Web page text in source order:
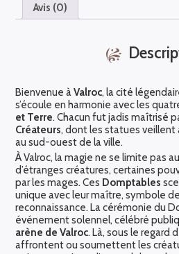
Avis (0)
Bienvenue àValroc, la cité
s’écoule en harmonie avec les
et Terre. Chacun fut jadis maîtrisé
Créateurs, dont les statues veillent
au sud-ouest de la ville.
À Valroc, la magie ne se limite pas
d’étranges créatures, certaines
par les mages. Ces Domptables
unique avec leur maître, symbole
reconnaissance. La cérémonie du
événement solennel, célébré
arène de Valroc. Là, sous le regard
affrontent ou soumettent les